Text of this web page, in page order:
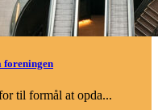
foreningen
til formål at opda...